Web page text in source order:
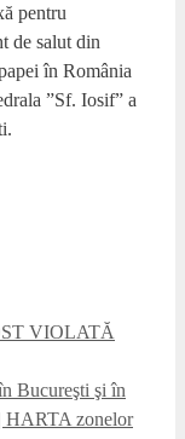
pentru
de salut din
în România
”Sf. Iosif” a
VIOLATĂ
Bucureşti şi în
HARTA zonelor